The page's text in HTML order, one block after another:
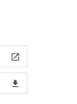
launch
file_download